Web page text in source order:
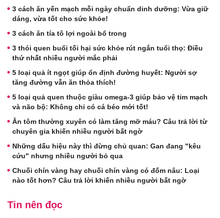
3 cách ăn yến mạch mỗi ngày chuẩn dinh dưỡng: Vừa giữ
dáng, vừa tốt cho sức khỏe!
3 cách ăn tía tô lợi ngoài bổ trong
3 thói quen buổi tối hại sức khỏe rút ngắn tuổi thọ: Điều
thứ nhất nhiều người mắc phải
5 loại quả ít ngọt giúp ổn định đường huyết: Người sợ
tăng đường vẫn ăn thỏa thích!
5 loại quả quen thuộc giàu omega-3 giúp bảo vệ tim mạch
và não bộ: Không chỉ có cá béo mới tốt!
Ăn tôm thường xuyên có làm tăng mỡ máu? Câu trả lời từ
chuyên gia khiến nhiều người bất ngờ
Những dấu hiệu này thì đừng chủ quan: Gan đang "kêu
cứu" nhưng nhiều người bỏ qua
Chuối chín vàng hay chuối chín vàng có đốm nâu: Loại
nào tốt hơn? Câu trả lời khiến nhiều người bất ngờ
Tin nên đọc